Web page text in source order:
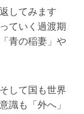
してみます
ていく過渡期
青の稲妻」や
して国も世界
識も「外へ」